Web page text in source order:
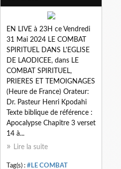
EN LIVE à 23H ce Vendredi
31 Mai 2024 LE COMBAT
SPIRITUEL DANS L'EGLISE
DE LAODICEE, dans LE
COMBAT SPIRITUEL,
PRIERES ET TEMOIGNAGES
(Heure de France) Orateur:
Dr. Pasteur Henri Kpodahi
Texte biblique de référence :
Apocalypse Chapitre 3 verset
14 à...
Lire la suite
Tag(s) : #LE COMBAT